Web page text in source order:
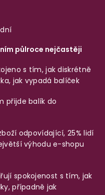
půlroce nejčastěji
s tím, jak diskrétně
jak vypadá balíček
přijde balík do
odpovídající, 25% lidí
výhodu e-shopu
spokojenost s tím, jak
případně jak